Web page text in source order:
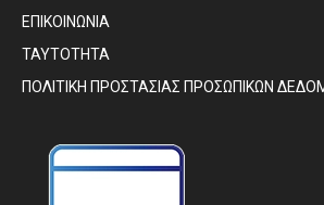
ΕΠΙΚΟΙΝΩΝΙΑ
ΤΑΥΤΟΤΗΤΑ
ΠΟΛΙΤΙΚΗ ΠΡΟΣΤΑΣΙΑΣ ΠΡΟΣΩΠΙΚΩΝ